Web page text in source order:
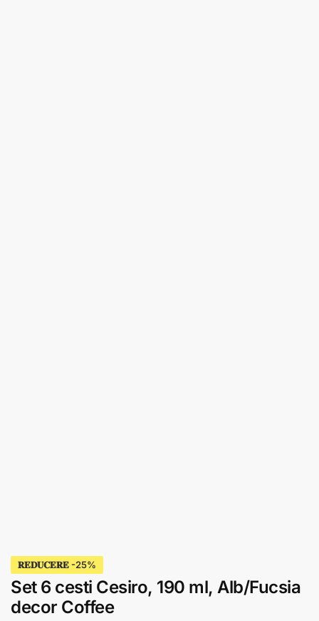
𝐑𝐄𝐃𝐔𝐂𝐄𝐑𝐄
Set 6 cesti Cesiro, 190 ml, Alb/Fucsia
decor Coffee